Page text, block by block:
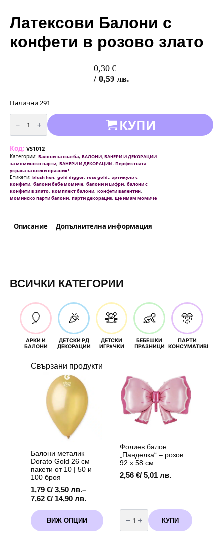
Латексови Балони с
конфети в розово злато
0,30 €
/ 0,59 лв.
Налични 291
количество
за
Латексови
Балони
конфети
в
розово
злато
КУПИ
Код: VS1012
Категории: Балони за сватба, БАЛОНИ, БАНЕРИ И ДЕКОРАЦИИ
за моминско парти, БАНЕРИ И ДЕКОРАЦИИ - Перфектната
украса за всеки празник!
Етикети: blush hen, gold digger, rose gold., артикули с
конфети, балони бебе момиче, балони и цифри, балони с
конфети в злато, комплект балони, конфети валентин,
моминско парти балони, парти декорация, ще имам момиче
Описание Допълнителна информация
ВСИЧКИ КАТЕГОРИИ
🎈
АРКИ И
БАЛОНИ
🎉
ДЕТСКИ РД
ДЕКОРАЦИИ
🧸
ДЕТСКИ
ИГРАЧКИ
👶
БЕБЕШКИ
ПРАЗНИЦИ
🎊
ПАРТИ
КОНСУМАТИВИ
Свързани продукти
Балони металик
Dorato Gold 26 см –
пакети от 10 | 50 и
100 броя
1,79 €/ 3,50 лв.–
7,62 €/ 14,90 лв.
Price
1,79 €
/
ВИЖ ОПЦИИ
This
product
Фолиев балон
„Панделка“ – розов
92 х 58 см
2,56 €/ 5,01 лв.
количество
за
Фолиев
балон
КУПИ